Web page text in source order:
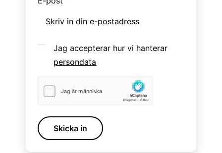
Jag accepterar hur vi hanterar
persondata
Skicka in